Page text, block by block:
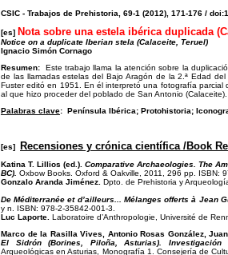
CSIC - Trabajos de Prehistoria, 69-1 (2012), 171-176 /
[es] Nota sobre una estela ibérica duplicada
Notice on a duplicate Iberian stela (Calaceite, Teruel)
Ignacio Simón Cornago
Resumen: Este trabajo llama la atención sobre la
de las llamadas estelas del Bajo Aragón de la 2.ª Edad
Fuster editó en 1951. En él interpretó una fotografía
al que hizo proceder del poblado de San Antonio
Palabras clave: Península Ibérica; Protohistoria;
[es] Recensiones y crónica científica /Book
Katina T. Lillios (ed.).Comparative Archaeologies. The
BC). Oxbow Books. Oxford & Oakville, 2011, 296 pp. ISBN:
Gonzalo Aranda Jiménez. Dpto. de Prehistoria y
De Méditerranée et d’ailleurs... Mélanges offerts à Jean
y n. ISBN: 978-2-35842-001-3.
Luc Laporte. Laboratoire d’Anthropologie, Université de
Marco de la Rasilla Vives, Antonio Rosas González,
El Sidrón (Borines, Piloña, Asturias).
Arqueológicas en Asturias, Monografía 1. Consejería de